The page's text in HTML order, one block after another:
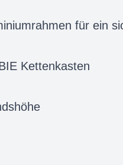
für ein
Kettenkasten